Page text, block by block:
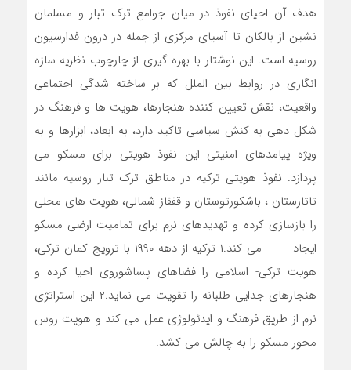
هدف آن احیای نفوذ در میان جوامع ترک تبار و مسلمان
نشین از بالکان تا آسیای مرکزی از جمله در درون فدارسیون
روسیه است. این نوشتار با بهره گیری از چارچوب نظریه سازه
انگاری در روابط بین الملل که بر ساخته شدگی اجتماعی
واقعیت، نقش تعیین کننده هنجارها، هویت ها و فرهنگ در
شکل دهی به کنش سیاسی تاکید دارد، به ابعاد، ابزارها و به
ویژه پیامدهای امنیتی این نفوذ هویتی برای مسکو می
پردازد. نفوذ هویتی ترکیه در مناطق ترک تبار روسیه مانند
تاتارستان ، باشکورتوستان و قفقاز شمالی، هویت های محلی
را بازسازی کرده و تهدیدهای نرم برای تمامیت ارضی مسکو
ایجاد می کند.۱ ترکیه از دهه ۱۹۹۰ با ترویج کمان ترکی،
هویت ترکی- اسلامی را فضاهای پساشوروی احیا کرده و
هنجارهای جدایی طلبانه را تقویت می نماید.۲ این استراتژی
نرم از طریق فرهنگ و ایدئولوژی عمل می کند و هویت روس
محور مسکو را به چالش می کشد.